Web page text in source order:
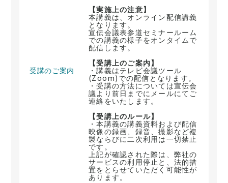
受講のご案内
【実施上の注意】
本講義は、オンライン配信講義
となります。
宣伝会議表参道セミナールーム
での講義の様子をオンタイムで
配信します。
【受講上のご案内】
・講義はテレビ会議ツール
(Zoom)での配信となります。
・受講の方法については宣伝会
議より前日までにメールにてご
連絡をいたします。
【受講上のルール】
・本講義の講義資料および配信
映像の録画、録音、撮影など複
製ならびに二次利用は一切禁止
です。
上記が確認された際は、弊社の
サービスの利用停止と、法的措
置をとらせていただく可能性が
あります。